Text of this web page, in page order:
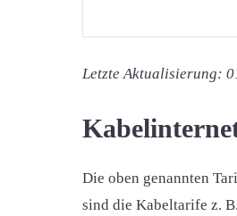
Letzte Aktualisierung:
Die oben genannten
sind die Kabeltarife z.